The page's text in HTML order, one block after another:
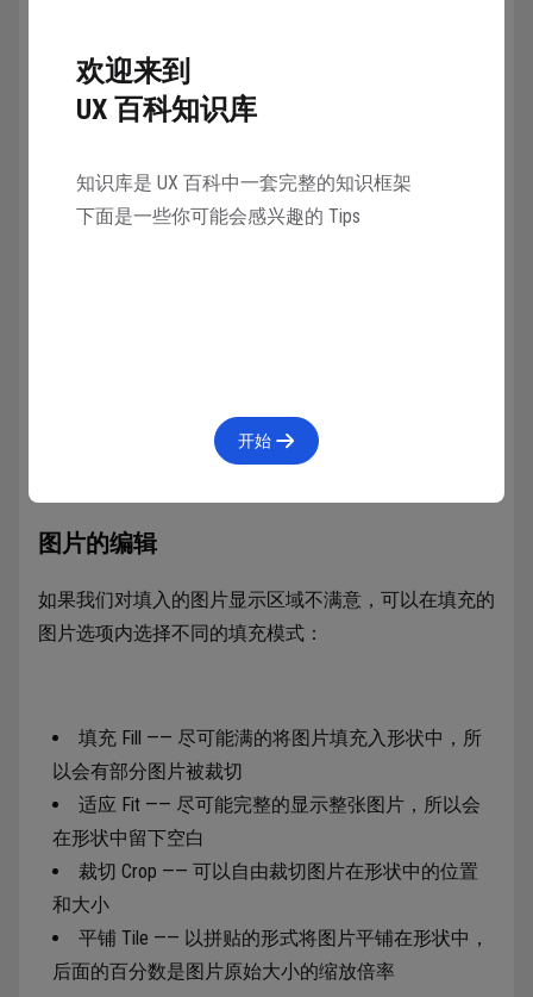
图片的编辑
如果我们对填入的图片显示区域不满意，可以在填充的
图片选项内选择不同的填充模式：
填充 Fill —— 尽可能满的将图片填充入形状中，所
以会有部分图片被裁切
适应 Fit —— 尽可能完整的显示整张图片，所以会
在形状中留下空白
裁切 Crop —— 可以自由裁切图片在形状中的位置
和大小
平铺 Tile —— 以拼贴的形式将图片平铺在形状中，
后面的百分数是图片原始大小的缩放倍率
欢迎来到
UX 百科知识库
知识库是 UX 百科中一套完整的知识框架
下面是一些你可能会感兴趣的 Tips
开始